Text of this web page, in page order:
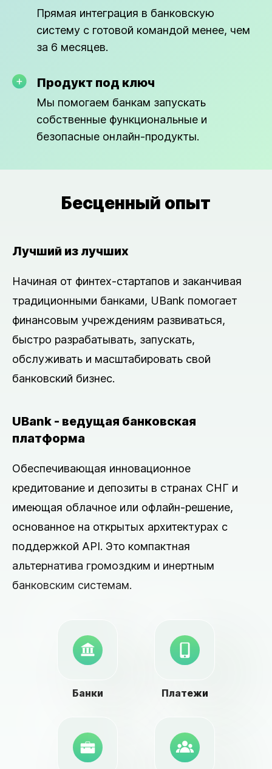
Прямая интеграция в банковскую
систему с готовой командой менее, чем
за 6 месяцев.
Продукт под ключ
Мы помогаем банкам запускать
собственные функциональные и
безопасные онлайн-продукты.
Бесценный опыт
Лучший из лучших
Начиная от финтех-стартапов и заканчивая
традиционными банками, UBank помогает
финансовым учреждениям развиваться,
быстро разрабатывать, запускать,
обслуживать и масштабировать свой
банковский бизнес.
UBank - ведущая банковская
платформа
Обеспечивающая инновационное
кредитование и депозиты в странах СНГ и
имеющая облачное или офлайн-решение,
основанное на открытых архитектурах с
поддержкой API. Это компактная
альтернатива громоздким и инертным
банковским системам.
Банки Платежи